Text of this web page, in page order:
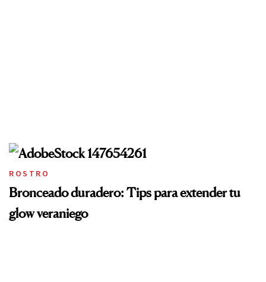
ROSTRO
Bronceado duradero: Tips para extender tu
glow veraniego